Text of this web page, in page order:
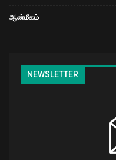
ஆன்மீகம்
NEWSLETTER